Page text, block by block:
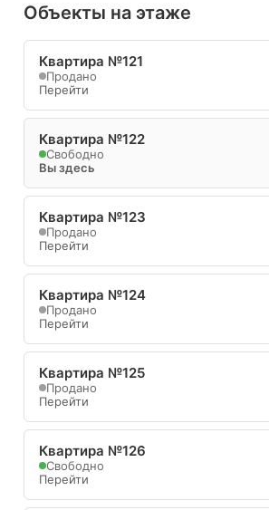
Объекты на этаже
Квартира №121
Продано
Перейти
Квартира №122
Свободно
Вы здесь
Квартира №123
Продано
Перейти
Квартира №124
Продано
Перейти
Квартира №125
Продано
Перейти
Квартира №126
Свободно
Перейти